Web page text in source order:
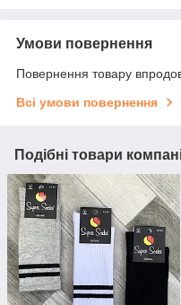
Умови повернення
Повернення товару
Всі умови повернення
Подібні товари